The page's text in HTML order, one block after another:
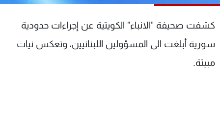
كشفت صحيفة "الانباء" الكويتية عن إجراءات حدودية
سورية أبلغت الى المسؤولين اللبنانيين، وتعكس نيات
مبيتة.
الترددات
الإنـتـاج